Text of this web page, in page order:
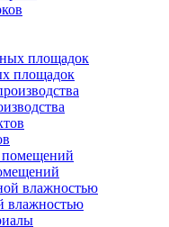
площадок
влажностью